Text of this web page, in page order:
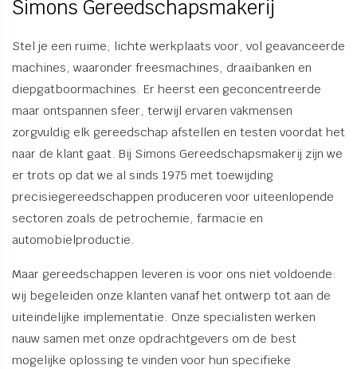
Simons Gereedschapsmakerij
Stel je een ruime, lichte werkplaats voor, vol geavanceerde
machines, waaronder freesmachines, draaibanken en
diepgatboormachines. Er heerst een geconcentreerde
maar ontspannen sfeer, terwijl ervaren vakmensen
zorgvuldig elk gereedschap afstellen en testen voordat het
naar de klant gaat. Bij Simons Gereedschapsmakerij zijn we
er trots op dat we al sinds 1975 met toewijding
precisiegereedschappen produceren voor uiteenlopende
sectoren zoals de petrochemie, farmacie en
automobielproductie.
Maar gereedschappen leveren is voor ons niet voldoende:
wij begeleiden onze klanten vanaf het ontwerp tot aan de
uiteindelijke implementatie. Onze specialisten werken
nauw samen met onze opdrachtgevers om de best
mogelijke oplossing te vinden voor hun specifieke